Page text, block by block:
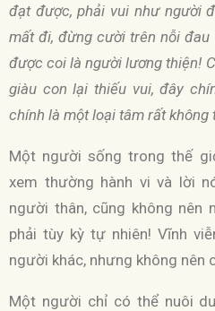
đạt được, phải vui như người
mất đi, đừng cười trên nỗi
được coi là người lương thiện!
giàu con lại thiếu vui, đây
chính là một loại tâm rất không
Một người sống trong thế
xem thường hành vi và lời
người thân, cũng không nên
phải tùy kỳ tự nhiên! Vĩnh
người khác, nhưng không nên
Một người chỉ có thể nuôi